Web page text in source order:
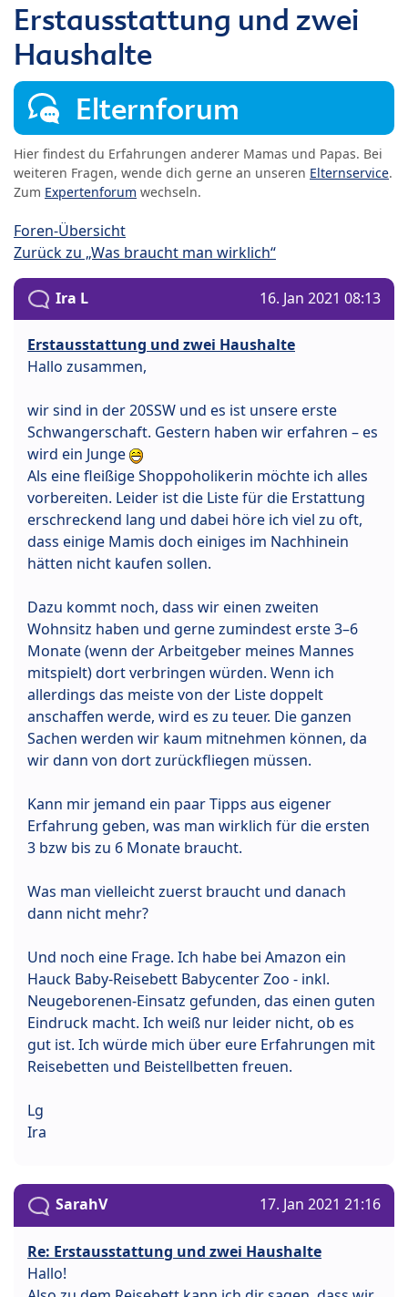
Erstausstattung und zwei
Haushalte
Elternforum
Hier findest du Erfahrungen anderer Mamas und Papas. Bei
weiteren Fragen, wende dich gerne an unseren Elternservice.
Zum Expertenforum wechseln.
Foren-Übersicht
Zurück zu „Was braucht man wirklich“
Ira L 16. Jan 2021 08:13
Erstausstattung und zwei Haushalte
Hallo zusammen,
wir sind in der 20SSW und es ist unsere erste
Schwangerschaft. Gestern haben wir erfahren – es
wird ein Junge
Als eine fleißige Shoppoholikerin möchte ich alles
vorbereiten. Leider ist die Liste für die Erstattung
erschreckend lang und dabei höre ich viel zu oft,
dass einige Mamis doch einiges im Nachhinein
hätten nicht kaufen sollen.
Dazu kommt noch, dass wir einen zweiten
Wohnsitz haben und gerne zumindest erste 3–6
Monate (wenn der Arbeitgeber meines Mannes
mitspielt) dort verbringen würden. Wenn ich
allerdings das meiste von der Liste doppelt
anschaffen werde, wird es zu teuer. Die ganzen
Sachen werden wir kaum mitnehmen können, da
wir dann von dort zurückfliegen müssen.
Kann mir jemand ein paar Tipps aus eigener
Erfahrung geben, was man wirklich für die ersten
3 bzw bis zu 6 Monate braucht.
Was man vielleicht zuerst braucht und danach
dann nicht mehr?
Und noch eine Frage. Ich habe bei Amazon ein
Hauck Baby-Reisebett Babycenter Zoo - inkl.
Neugeborenen-Einsatz gefunden, das einen guten
Eindruck macht. Ich weiß nur leider nicht, ob es
gut ist. Ich würde mich über eure Erfahrungen mit
Reisebetten und Beistellbetten freuen.
Lg
Ira
SarahV 17. Jan 2021 21:16
Re: Erstausstattung und zwei Haushalte
Hallo!